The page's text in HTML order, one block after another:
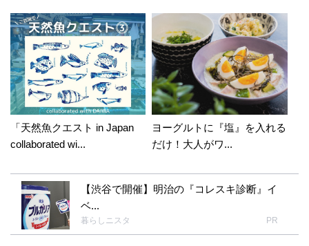
「天然魚クエスト in Japan
collaborated wi...
ヨーグルトに『塩』を入れる
だけ！大人がワ...
【渋谷で開催】明治の『コレスキ診断』イ
ベ...
暮らしニスタ PR